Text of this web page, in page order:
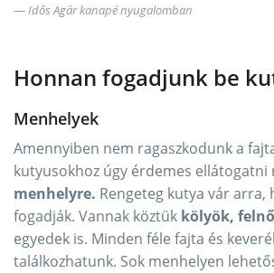
Idős Agár kanapé nyugalomban
Honnan fogadjunk be
Menhelyek
Amennyiben nem ragaszkodunk a
kutyusokhoz úgy érdemes ellátogatni
menhelyre. Rengeteg kutya vár arra,
fogadják. Vannak köztük kölyök,
egyedek is. Minden féle fajta és
találkozhatunk. Sok menhelyen